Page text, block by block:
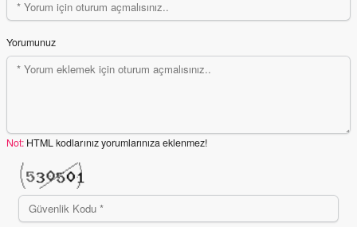
Yorumunuz
Not: HTML kodlarınız yorumlarınıza eklenmez!